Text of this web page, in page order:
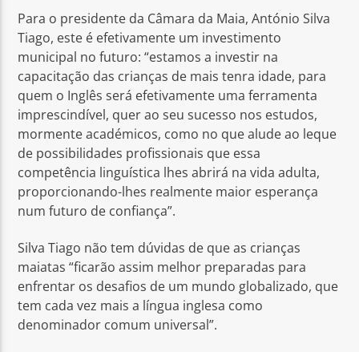
Para o presidente da Câmara da Maia, António Silva
Tiago, este é efetivamente um investimento
municipal no futuro: “estamos a investir na
capacitação das crianças de mais tenra idade, para
quem o Inglês será efetivamente uma ferramenta
imprescindível, quer ao seu sucesso nos estudos,
mormente académicos, como no que alude ao leque
de possibilidades profissionais que essa
competência linguística lhes abrirá na vida adulta,
proporcionando-lhes realmente maior esperança
num futuro de confiança”.
Silva Tiago não tem dúvidas de que as crianças
maiatas “ficarão assim melhor preparadas para
enfrentar os desafios de um mundo globalizado, que
tem cada vez mais a língua inglesa como
denominador comum universal”.